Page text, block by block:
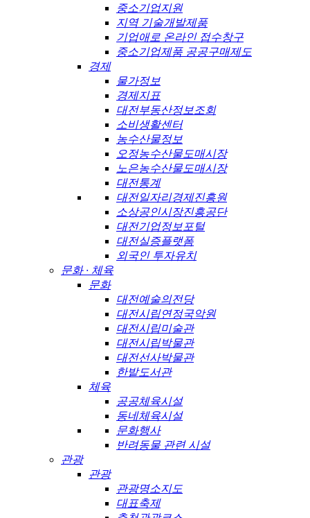
중소기업지원
지역 기술개발제품
기업애로 온라인 접수창구
중소기업제품 공공구매제도
경제
물가정보
경제지표
대전부동산정보조회
소비생활센터
농수산물정보
오정농수산물도매시장
노은농수산물도매시장
대전통계
대전일자리경제진흥원
소상공인시장진흥공단
대전기업정보포털
대전실증플랫폼
외국인 투자유치
문화 · 체육
문화
대전예술의전당
대전시립연정국악원
대전시립미술관
대전시립박물관
대전선사박물관
한밭도서관
체육
공공체육시설
동네체육시설
문화행사
반려동물 관련 시설
관광
관광
관광명소지도
대표축제